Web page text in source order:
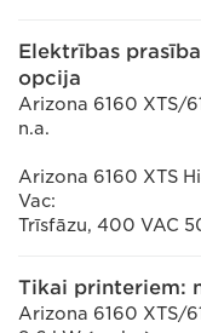
Elektrības
opcija
Arizona 6160 XTS/
n.a.
Arizona 6160 XTS
Vac:
Trīsfāzu, 400 VAC
Tikai printeriem:
Arizona 6160 XTS/